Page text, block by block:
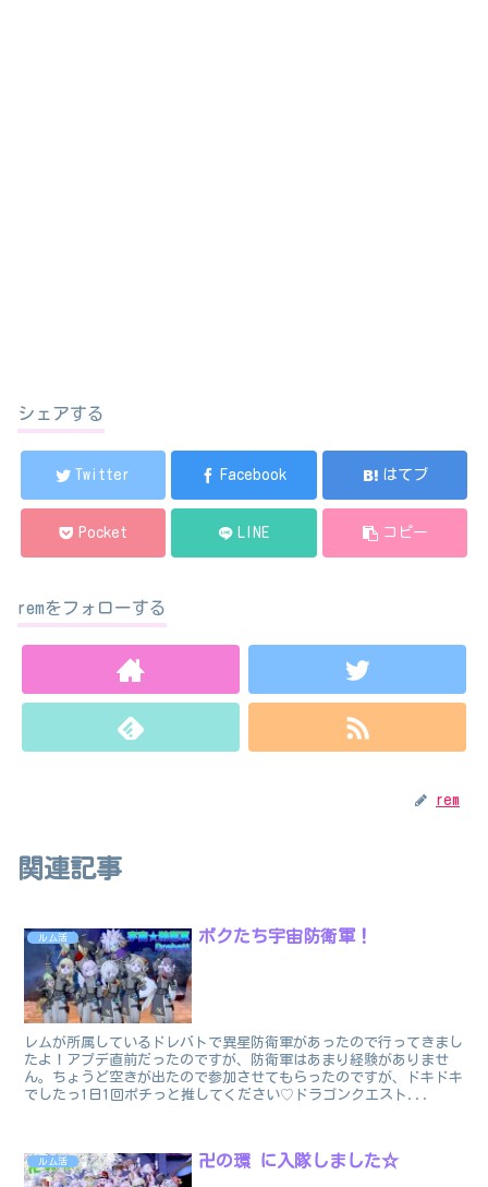
シェアする
Twitter Facebook はてブ
Pocket LINE コピー
remをフォローする
rem
関連記事
ルム活 ボクたち宇宙防衛軍！
レムが所属しているドレバトで異星防衛軍があったので行ってきまし
たよ！アプデ直前だったのですが、防衛軍はあまり経験がありませ
ん。ちょうど空きが出たので参加させてもらったのですが、ドキドキ
でしたっ1日1回ポチっと推してください♡ドラゴンクエスト...
ルム活 卍の環 に入隊しました☆